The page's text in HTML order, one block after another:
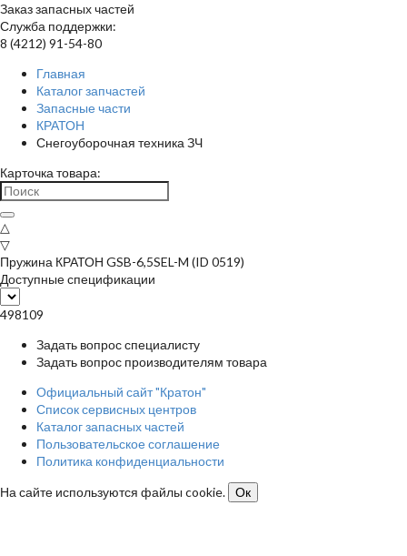
Заказ запасных частей
Служба поддержки:
8 (4212) 91-54-80
Главная
Каталог запчастей
Запасные части
КРАТОН
Снегоуборочная техника ЗЧ
Карточка товара:
△
▽
Пружина КРАТОН GSB-6,5SEL-M (ID 0519)
Доступные спецификации
498109
Задать вопрос специалисту
Задать вопрос производителям товара
Официальный сайт "Кратон"
Список сервисных центров
Каталог запасных частей
Пользовательское соглашение
Политика конфиденциальности
На сайте используются файлы cookie.
Ок